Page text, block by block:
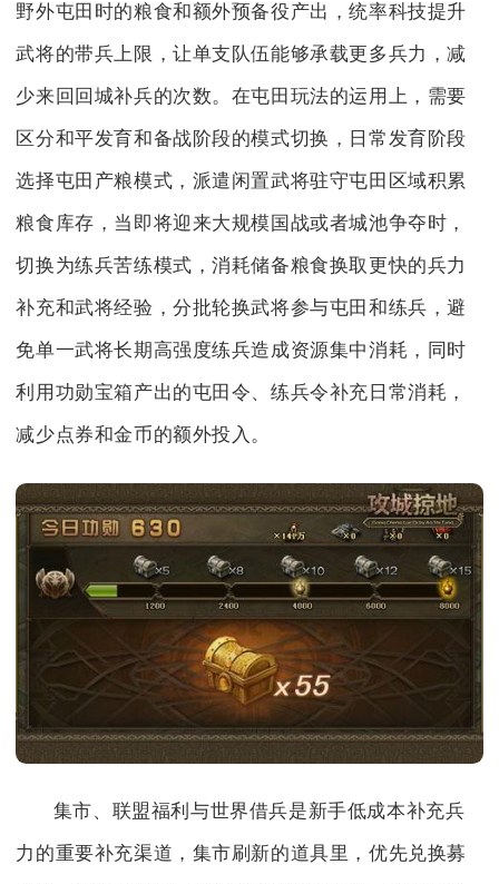
野外屯田时的粮食和额外预备役产出，统率科技提升
武将的带兵上限，让单支队伍能够承载更多兵力，减
少来回回城补兵的次数。在屯田玩法的运用上，需要
区分和平发育和备战阶段的模式切换，日常发育阶段
选择屯田产粮模式，派遣闲置武将驻守屯田区域积累
粮食库存，当即将迎来大规模国战或者城池争夺时，
切换为练兵苦练模式，消耗储备粮食换取更快的兵力
补充和武将经验，分批轮换武将参与屯田和练兵，避
免单一武将长期高强度练兵造成资源集中消耗，同时
利用功勋宝箱产出的屯田令、练兵令补充日常消耗，
减少点券和金币的额外投入。
集市、联盟福利与世界借兵是新手低成本补充兵
力的重要补充渠道，集市刷新的道具里，优先兑换募